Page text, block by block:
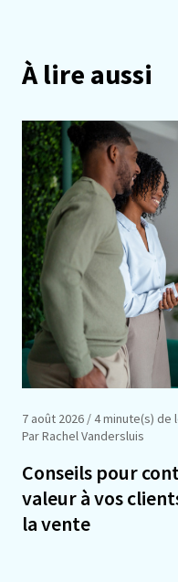
À lire aussi
7 août 2026 / 4 minute(s) de
Par Rachel Vandersluis
Conseils pour
valeur à vos
la vente